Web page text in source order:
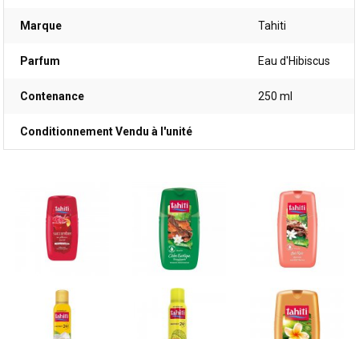
Marque Tahiti
Parfum Eau d'Hibiscus
Contenance 250 ml
Conditionnement Vendu à l'unité